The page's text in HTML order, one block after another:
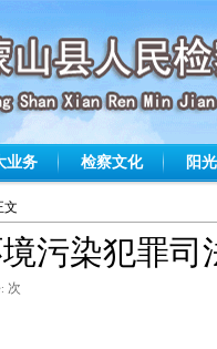
业务 检察文化 阳
污染犯罪司
次